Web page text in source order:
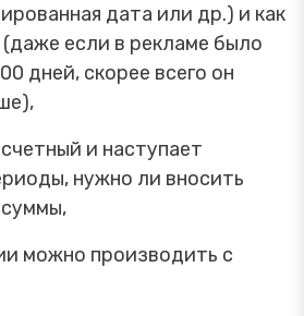
дата или др.) и как
если в рекламе было
дней, скорее всего он
и наступает
нужно ли вносить
можно производить с